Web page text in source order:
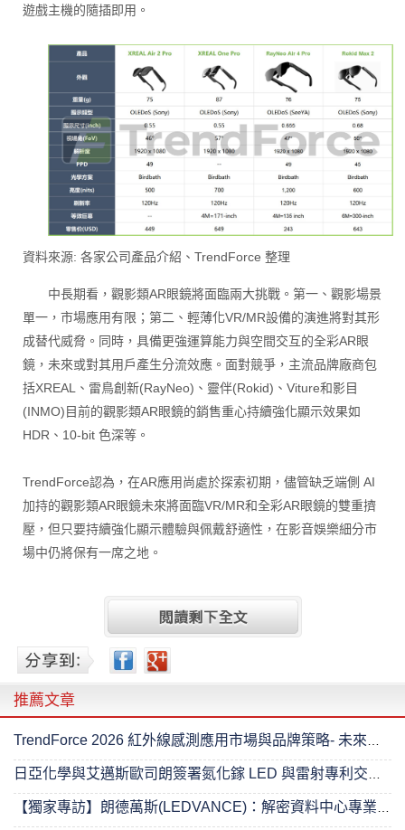
遊戲主機的隨插即用。
資料來源: 各家公司產品介紹、TrendForce 整理
中長期看，觀影類AR眼鏡將面臨兩大挑戰。第一、觀影場景
單一，市場應用有限；第二、輕薄化VR/MR設備的演進將對其形
成替代威脅。同時，具備更強運算能力與空間交互的全彩AR眼
鏡，未來或對其用戶產生分流效應。面對競爭，主流品牌廠商包
括XREAL、雷鳥創新(RayNeo)、靈伴(Rokid)、Viture和影目
(INMO)目前的觀影類AR眼鏡的銷售重心持續強化顯示效果如
HDR、10-bit 色深等。
TrendForce認為，在AR應用尚處於探索初期，儘管缺乏端側 AI
加持的觀影類AR眼鏡未來將面臨VR/MR和全彩AR眼鏡的雙重擠
壓，但只要持續強化顯示體驗與佩戴舒適性，在影音娛樂細分市
場中仍將保有一席之地。
推薦文章
TrendForce 2026 紅外線感測應用市場與品牌策略- 未來已來
日亞化學與艾邁斯歐司朗簽署氮化鎵 LED 與雷射專利交叉授權協議
【獨家專訪】朗德萬斯(LEDVANCE)：解密資料中心專業照明的進階之路